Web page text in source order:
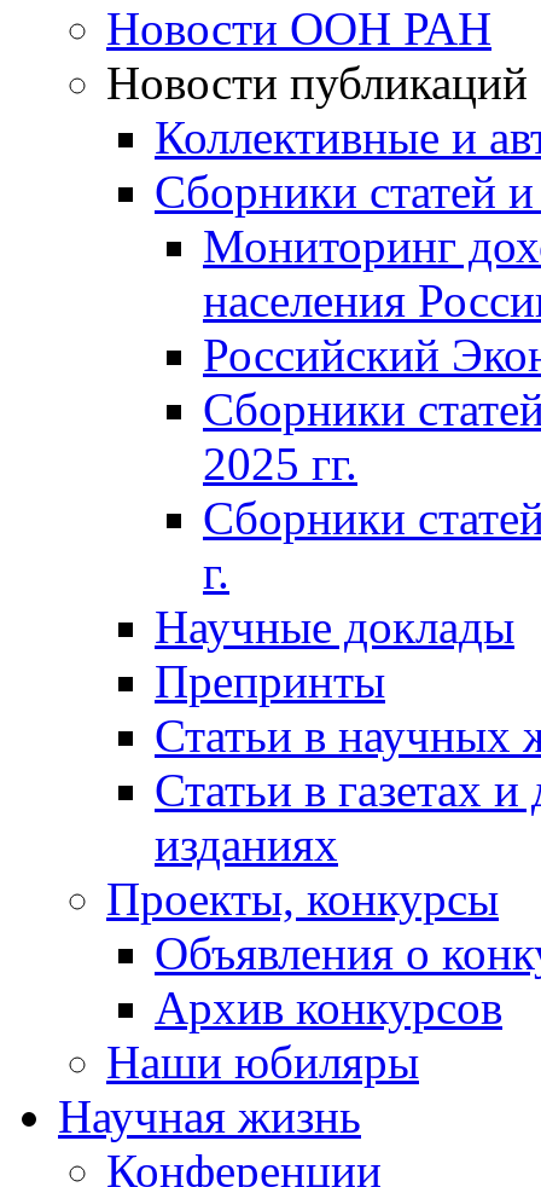
Новости ООН РАН
Новости публикаций
Коллективные и
Сборники статей
Мониторинг
населения
Российский
Сборники
2025 гг.
Сборники
г.
Научные доклады
Препринты
Статьи в научных
Статьи в газетах
изданиях
Проекты, конкурсы
Объявления о
Архив конкурсов
Наши юбиляры
Научная жизнь
Конференции